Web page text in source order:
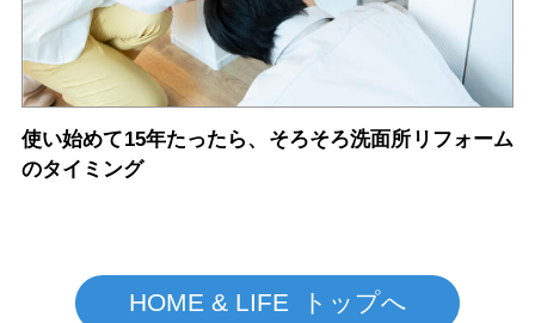
使い始めて15年たったら、そろそろ洗面所リフォーム
のタイミング
HOME & LIFE トップへ